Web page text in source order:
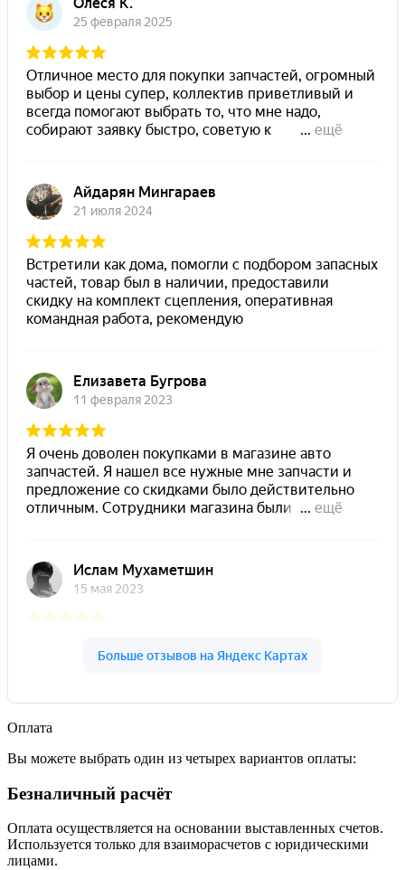
Оплата
Вы можете выбрать один из четырех вариантов оплаты:
Безналичный расчёт
Оплата осуществляется на основании выставленных счетов.
Используется только для взаиморасчетов с юридическими
лицами.